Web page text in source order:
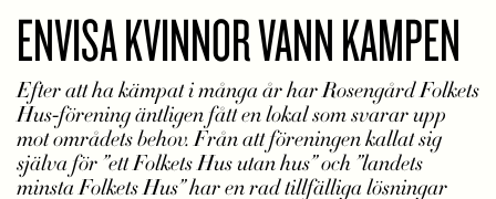
ENVISA KVINNOR VANN KAMPEN
Efter att ha kämpat i många år har Rosengård Folkets
Hus-förening äntligen fått en lokal som svarar upp
mot områdets behov. Från att föreningen kallat sig
själva för ”ett Folkets Hus utan hus” och ”landets
minsta Folkets Hus” har en rad tillfälliga lösningar